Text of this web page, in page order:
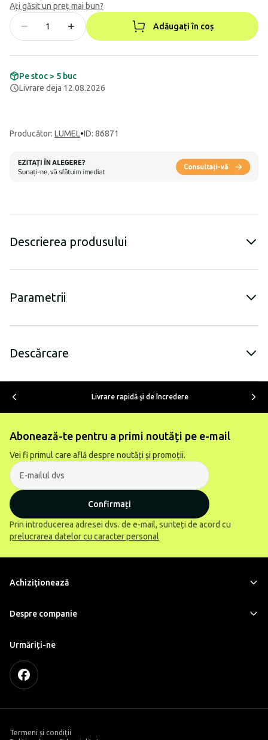
Ați găsit un preț mai bun?
Adăugați în coș
Pe stoc > 5 buc
Livrare deja 12.08.2026
Producător: LUMEL•ID: 86871
Descrierea produsului
Parametrii
Descărcare
Livrare rapidă şi de încredere
Abonează-te pentru a primi noutăți pe e-mail
Vei fi primul care află despre noutăți și promoții.
Confirmați
Prin introducerea adresei dvs. de e-mail, sunteți de acord cu
prelucrarea datelor cu caracter personal
Achiziţionează
Despre companie
Urmăriți-ne
Termeni și condiții